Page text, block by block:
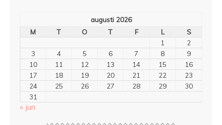
augusti 2026
M
T O T F L
S
1
2
3
4 5 6 7 8
9
10
11 12 13 14 15
16
17
18 19 20 21 22
23
24
25 26 27 28 29
30
31
« jun